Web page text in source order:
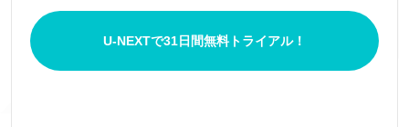
U-NEXTで31日間無料トライアル！